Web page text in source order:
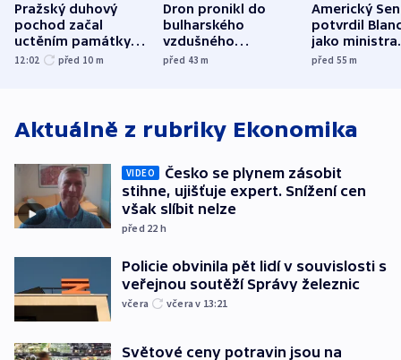
Pražský duhový
pochod začal
uctěním památky
obětí berlínského
12:02 před 10 m
Dron pronikl do
bulharského
vzdušného
prostoru,
před 43m
Americký
potvrdil
jako ministra
před 55m
Aktuálně z rubriky Ekonomika
VIDEO
Česko se plynem zásobit
stihne, ujišťuje expert. Snížení cen
však slíbit nelze
před 22 h
Policie obvinila pět lidí v souvislosti s
veřejnou soutěží Správy železnic
včera včera v 13:21
Světové ceny potravin jsou na